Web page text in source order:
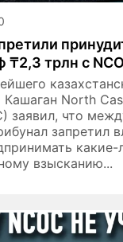
₸2,3 трлн с
North
заявил, что
запретил
взысканию...